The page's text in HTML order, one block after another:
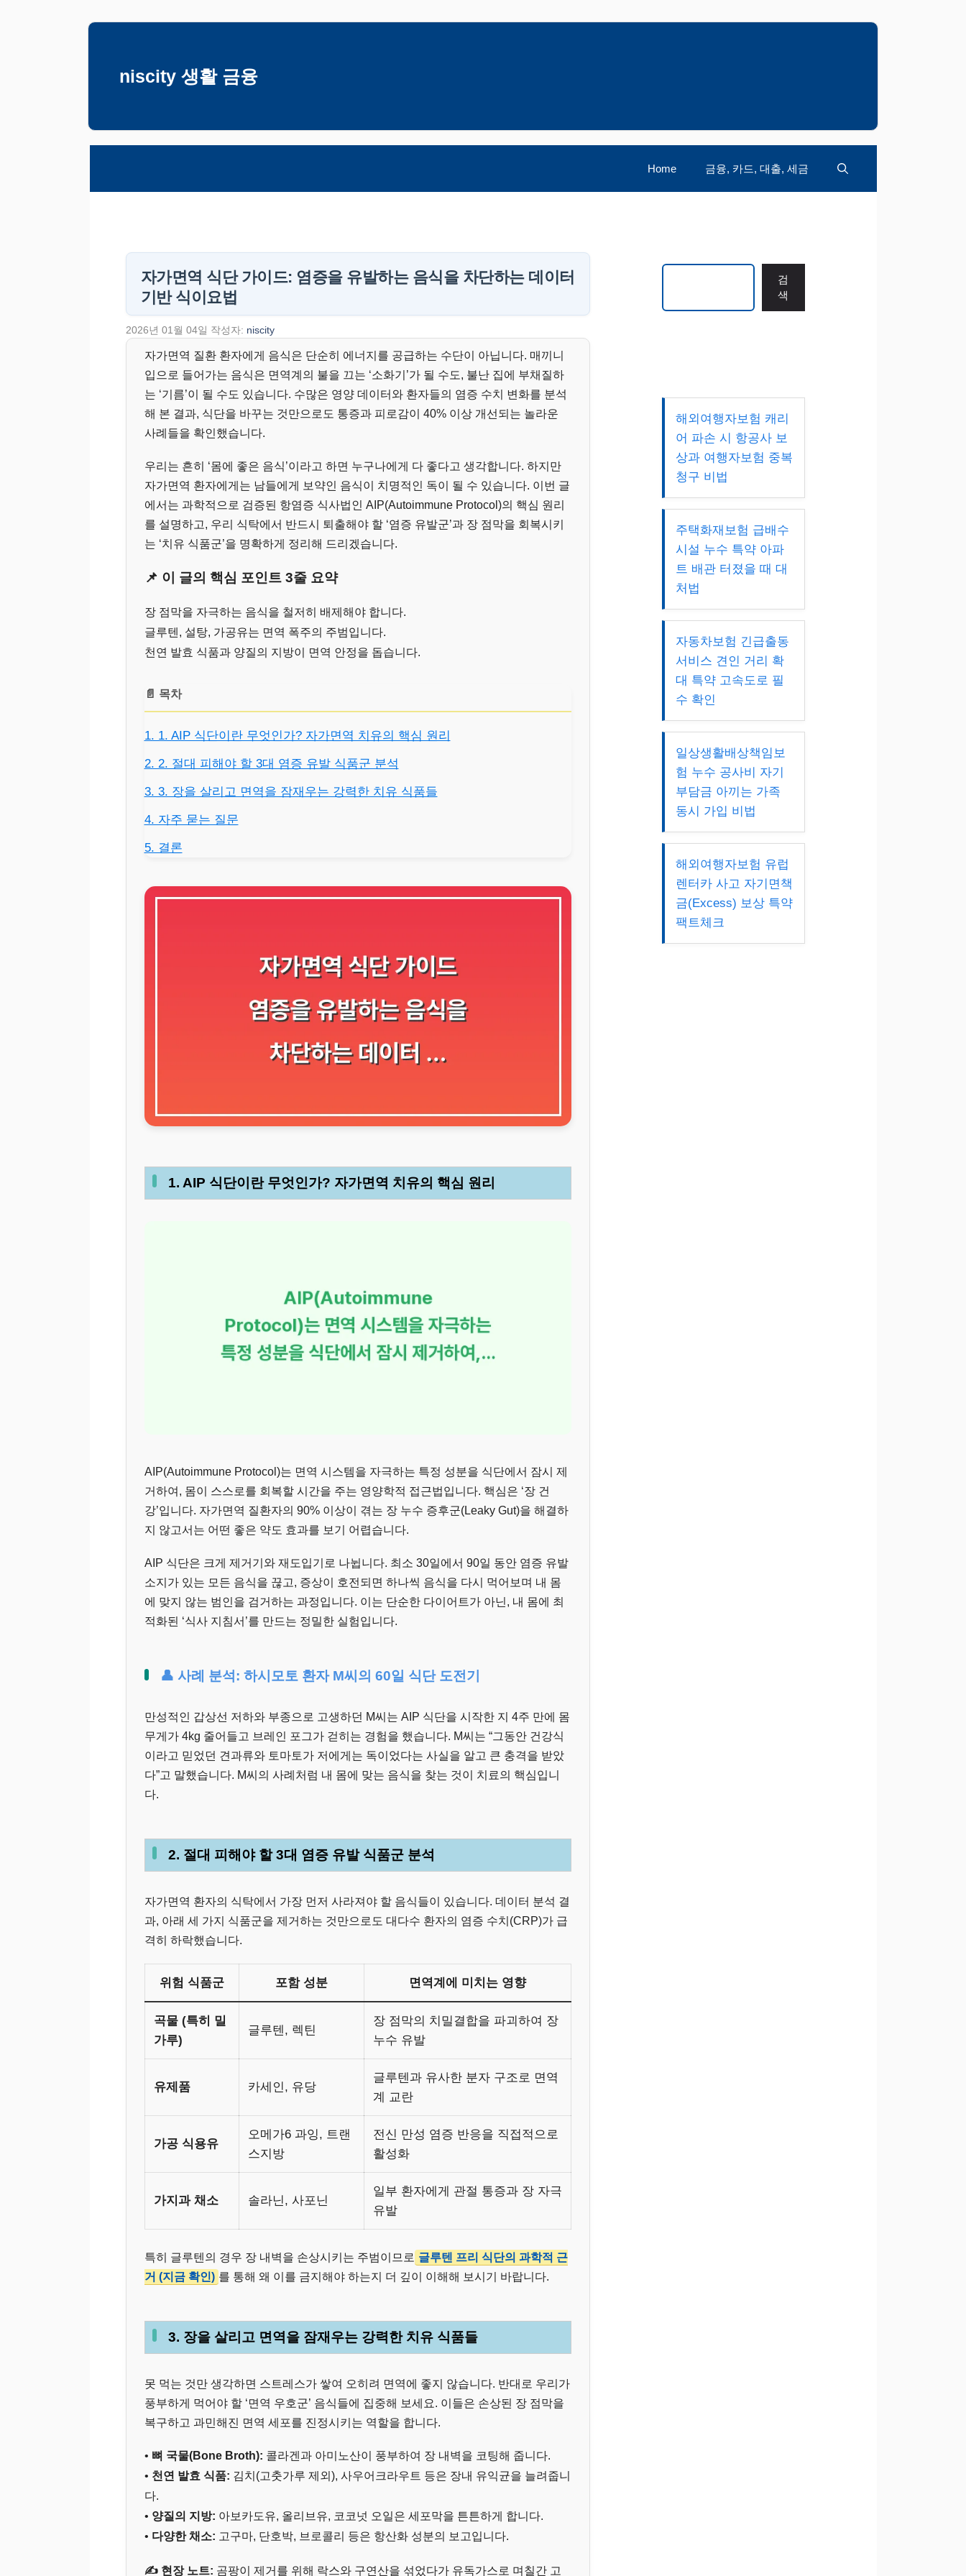
niscity 생활 금융
Home 금융, 카드, 대출, 세금
자가면역 식단 가이드: 염증을 유발하는 음식을 차단하는 데이터
기반 식이요법
2026년 01월 04일 작성자: niscity
자가면역 질환 환자에게 음식은 단순히 에너지를 공급하는 수단이 아닙니다. 매끼니
입으로 들어가는 음식은 면역계의 불을 끄는 ‘소화기’가 될 수도, 불난 집에 부채질하
는 ‘기름’이 될 수도 있습니다. 수많은 영양 데이터와 환자들의 염증 수치 변화를 분석
해 본 결과, 식단을 바꾸는 것만으로도 통증과 피로감이 40% 이상 개선되는 놀라운
사례들을 확인했습니다.
우리는 흔히 ‘몸에 좋은 음식’이라고 하면 누구나에게 다 좋다고 생각합니다. 하지만
자가면역 환자에게는 남들에게 보약인 음식이 치명적인 독이 될 수 있습니다. 이번 글
에서는 과학적으로 검증된 항염증 식사법인 AIP(Autoimmune Protocol)의 핵심 원리
를 설명하고, 우리 식탁에서 반드시 퇴출해야 할 ‘염증 유발군’과 장 점막을 회복시키
는 ‘치유 식품군’을 명확하게 정리해 드리겠습니다.
📌 이 글의 핵심 포인트 3줄 요약
장 점막을 자극하는 음식을 철저히 배제해야 합니다.
글루텐, 설탕, 가공유는 면역 폭주의 주범입니다.
천연 발효 식품과 양질의 지방이 면역 안정을 돕습니다.
📄 목차
1. 1. AIP 식단이란 무엇인가? 자가면역 치유의 핵심 원리
2. 2. 절대 피해야 할 3대 염증 유발 식품군 분석
3. 3. 장을 살리고 면역을 잠재우는 강력한 치유 식품들
4. 자주 묻는 질문
5. 결론
1. AIP 식단이란 무엇인가? 자가면역 치유의 핵심 원리
AIP(Autoimmune Protocol)는 면역 시스템을 자극하는 특정 성분을 식단에서 잠시 제
거하여, 몸이 스스로를 회복할 시간을 주는 영양학적 접근법입니다. 핵심은 ‘장 건
강’입니다. 자가면역 질환자의 90% 이상이 겪는 장 누수 증후군(Leaky Gut)을 해결하
지 않고서는 어떤 좋은 약도 효과를 보기 어렵습니다.
AIP 식단은 크게 제거기와 재도입기로 나뉩니다. 최소 30일에서 90일 동안 염증 유발
소지가 있는 모든 음식을 끊고, 증상이 호전되면 하나씩 음식을 다시 먹어보며 내 몸
에 맞지 않는 범인을 검거하는 과정입니다. 이는 단순한 다이어트가 아닌, 내 몸에 최
적화된 ‘식사 지침서’를 만드는 정밀한 실험입니다.
👤 사례 분석: 하시모토 환자 M씨의 60일 식단 도전기
만성적인 갑상선 저하와 부종으로 고생하던 M씨는 AIP 식단을 시작한 지 4주 만에 몸
무게가 4kg 줄어들고 브레인 포그가 걷히는 경험을 했습니다. M씨는 “그동안 건강식
이라고 믿었던 견과류와 토마토가 저에게는 독이었다는 사실을 알고 큰 충격을 받았
다”고 말했습니다. M씨의 사례처럼 내 몸에 맞는 음식을 찾는 것이 치료의 핵심입니
다.
2. 절대 피해야 할 3대 염증 유발 식품군 분석
자가면역 환자의 식탁에서 가장 먼저 사라져야 할 음식들이 있습니다. 데이터 분석 결
과, 아래 세 가지 식품군을 제거하는 것만으로도 대다수 환자의 염증 수치(CRP)가 급
격히 하락했습니다.
위험 식품군 포함 성분 면역계에 미치는 영향
곡물 (특히 밀
가루)
글루텐, 렉틴
장 점막의 치밀결합을 파괴하여 장
누수 유발
유제품 카세인, 유당
글루텐과 유사한 분자 구조로 면역
계 교란
가공 식용유
오메가6 과잉, 트랜
스지방
전신 만성 염증 반응을 직접적으로
활성화
가지과 채소 솔라닌, 사포닌
일부 환자에게 관절 통증과 장 자극
유발
특히 글루텐의 경우 장 내벽을 손상시키는 주범이므로 글루텐 프리 식단의 과학적 근
거 (지금 확인) 를 통해 왜 이를 금지해야 하는지 더 깊이 이해해 보시기 바랍니다.
3. 장을 살리고 면역을 잠재우는 강력한 치유 식품들
못 먹는 것만 생각하면 스트레스가 쌓여 오히려 면역에 좋지 않습니다. 반대로 우리가
풍부하게 먹어야 할 ‘면역 우호군’ 음식들에 집중해 보세요. 이들은 손상된 장 점막을
복구하고 과민해진 면역 세포를 진정시키는 역할을 합니다.
• 뼈 국물(Bone Broth): 콜라겐과 아미노산이 풍부하여 장 내벽을 코팅해 줍니다.
• 천연 발효 식품: 김치(고춧가루 제외), 사우어크라우트 등은 장내 유익균을 늘려줍니
다.
• 양질의 지방: 아보카도유, 올리브유, 코코넛 오일은 세포막을 튼튼하게 합니다.
• 다양한 채소: 고구마, 단호박, 브로콜리 등은 항산화 성분의 보고입니다.
✍️ 현장 노트: 곰팡이 제거를 위해 락스와 구연산을 섞었다가 유독가스로 며칠간 고
검
색
해외여행자보험 캐리
어 파손 시 항공사 보
상과 여행자보험 중복
청구 비법
주택화재보험 급배수
시설 누수 특약 아파
트 배관 터졌을 때 대
처법
자동차보험 긴급출동
서비스 견인 거리 확
대 특약 고속도로 필
수 확인
일상생활배상책임보
험 누수 공사비 자기
부담금 아끼는 가족
동시 가입 비법
해외여행자보험 유럽
렌터카 사고 자기면책
금(Excess) 보상 특약
팩트체크